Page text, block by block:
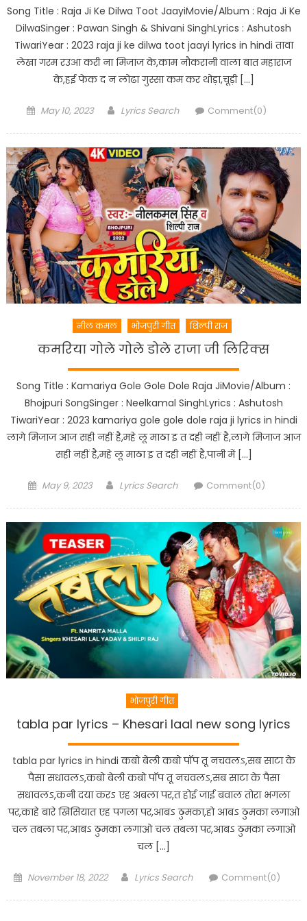
Song Title : Raja Ji Ke Dilwa Toot JaayiMovie/Album : Raja Ji Ke
DilwaSinger : Pawan Singh & Shivani SinghLyrics : Ashutosh
TiwariYear : 2023 raja ji ke dilwa toot jaayi lyrics in hindi तावा
लेखा गरम रउआ करी ना मिजाज के,काम नौकरानी वाला बात महाराज
के,हई फेक द न लोढा गुस्सा कम कर थोड़ा,चूड़ी […]
Posted
May 10, 2023 Author
Lyrics Search Comment(0)
नील कमल भोजपुरी गीत शिल्पी राज
कमरिया गोले गोले डोले राजा जी लिरिक्स
Song Title : Kamariya Gole Gole Dole Raja JiMovie/Album :
Bhojpuri SongSinger : Neelkamal SinghLyrics : Ashutosh
TiwariYear : 2023 kamariya gole gole dole raja ji lyrics in hindi
लागे मिजाज आज सही नहीं है,महे लू माठा इ त दही नहीं है,लागे मिजाज आज
सही नहीं है,महे लू माठा इ त दही नहीं है,पानी में […]
Posted
May 9, 2023 Author
Lyrics Search Comment(0)
भोजपुरी गीत
tabla par lyrics – Khesari laal new song lyrics
tabla par lyrics in hindi कबो बेली कबो पॉप तू नचवलऽ,सब साटा के
पैसा सधावलऽ,कबो बेली कबो पॉप तू नचवलऽ,सब साटा के पैसा
सधावलऽ,कनी दया करऽ एह अबला पर,त होई जाई बवाल तोरा भगला
पर,काहे बारे खिसियात एह पगला पर,आबऽ ठुमका,हो आबऽ ठुमका लगाओ
चल तबला पर,आबऽ ठुमका लगाओ चल तबला पर,आबऽ ठुमका लगाओ
चल […]
Posted
November 18, 2022 Author
Lyrics Search Comment(0)